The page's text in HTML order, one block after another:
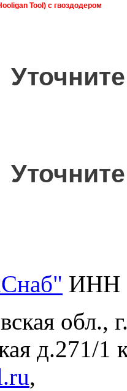
Tool) с гвоздодером
ИНН
обл.,
д.271/1
,